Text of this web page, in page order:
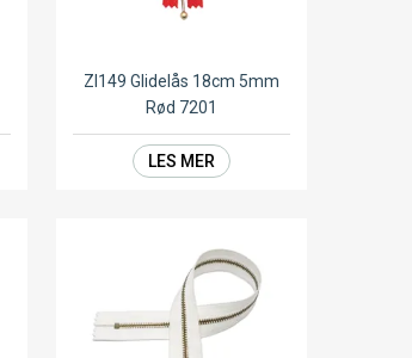
ZI149 Glidelås 18cm 5mm
Rød 7201
LES MER